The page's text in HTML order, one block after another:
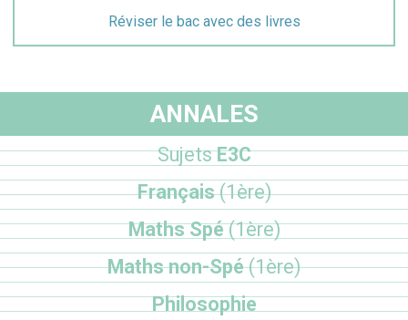
Réviser le bac avec des livres
ANNALES
SujetsE3C
Français(1ère)
Maths Spé(1ère)
Maths non-Spé(1ère)
Philosophie